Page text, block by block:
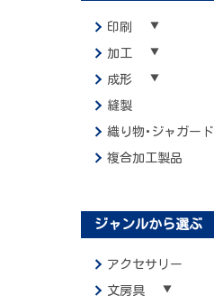
印刷
加工
成形
縫製
織り物･ジャガード
複合加工製品
ジャンルから選ぶ
アクセサリー
文房具